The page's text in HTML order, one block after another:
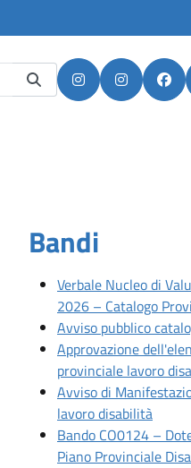
Apri in nuova
Apri in
Bandi
Articoli
Verbale Nucleo di
2026 – Catalogo
Avviso pubblico
Approvazione
provinciale lavoro
Avviso di
lavoro disabilitàApri
Bando CO0124 –
Piano Provinciale